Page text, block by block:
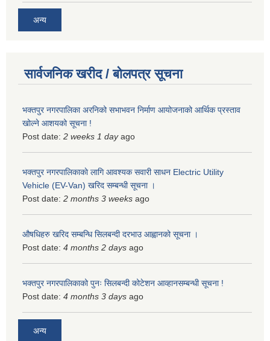
अन्य
सार्वजनिक खरीद / बोलपत्र सूचना
भक्तपुर नगरपालिका अरनिको सभाभवन निर्माण आयोजनाको आर्थिक प्रस्ताव
खोल्ने आशयको सूचना !
Post date: 2 weeks 1 dayago
भक्तपुर नगरपालिकाकाे लागि आवश्यक सवारी साधन Electric Utility
Vehicle (EV-Van) खरिद सम्बन्धी सूचना ।
Post date: 2 months 3 weeks ago
औषधिहरु खरिद सम्बन्धि सिलबन्दी दरभाउ आह्वानको सूचना ।
Post date: 4 months 2 days ago
भक्तपुर नगरपालिकाको पुनः सिलबन्दी कोटेशन आव्हानसम्बन्धी सूचना !
Post date: 4 months 3 days ago
अन्य